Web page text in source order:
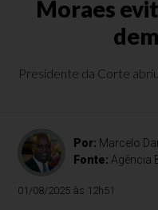
Moraes
Presidente da Corte
Por: Marcelo
Fonte: Agência
01/08/2025 às 12h51